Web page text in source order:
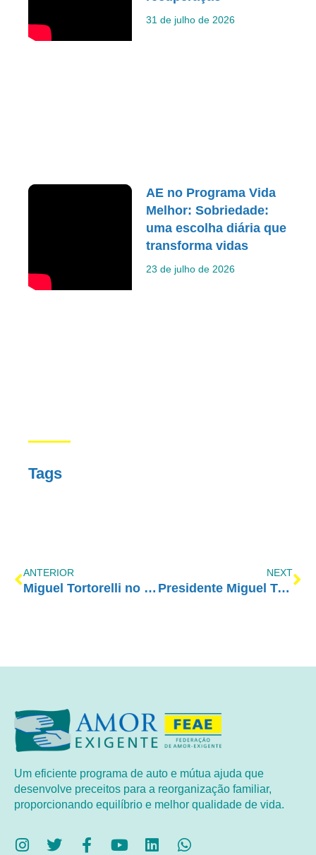
31 de julho de 2026
AE no Programa Vida
Melhor: Sobriedade:
uma escolha diária que
transforma vidas
23 de julho de 2026
Tags
ANTERIOR
Miguel Tortorelli no programa Mídia Cidadã
NEXT
Presidente Miguel Tortorelli participa de capacitação realizada pelo Escritório das Nações Unidas sobre Drogas e Crimes (UNODC)
Um eficiente programa de auto e mútua ajuda que
desenvolve preceitos para a reorganização familiar,
proporcionando equilíbrio e melhor qualidade de vida.